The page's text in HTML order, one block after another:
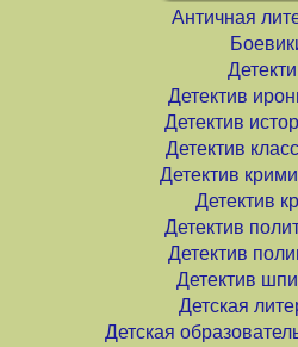
Античная
Детектив
Детектив
Детектив
Детектив
Детектив
Детектив
Детектив
Детектив
Детская
Детская